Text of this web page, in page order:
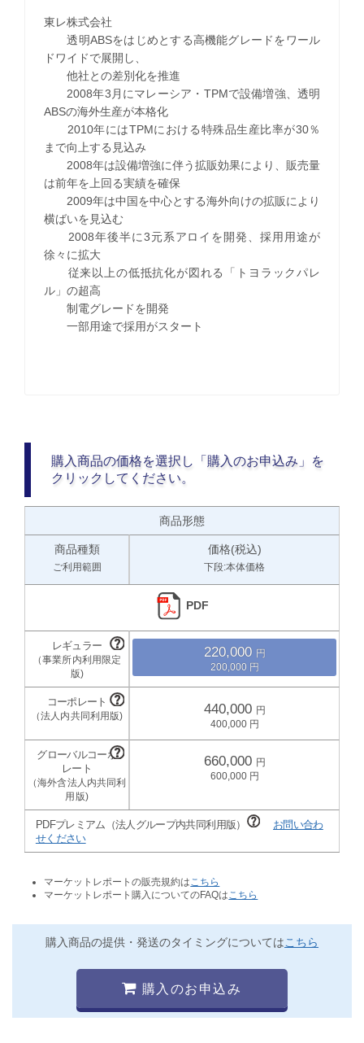
東レ株式会社
透明ABSをはじめとする高機能グレードをワール
ドワイドで展開し、
他社との差別化を推進
2008年3月にマレーシア・TPMで設備増強、透明
ABSの海外生産が本格化
2010年にはTPMにおける特殊品生産比率が30％
まで向上する見込み
2008年は設備増強に伴う拡販効果により、販売量
は前年を上回る実績を確保
2009年は中国を中心とする海外向けの拡販により
横ばいを見込む
2008年後半に3元系アロイを開発、採用用途が
徐々に拡大
従来以上の低抵抗化が図れる「トヨラックパレ
ル」の超高
制電グレードを開発
一部用途で採用がスタート
購入商品の価格を選択し「購入のお申込み」を
クリックしてください。
商品形態
商品種類
ご利用範囲
価格(税込)
下段:本体価格
PDF
220,000
200,000
440,000
400,000
660,000
600,000
PDFプレミアム（法人グループ内共同利用版）
お問い合わ
せください
マーケットレポートの販売規約は こちら
マーケットレポート購入についてのFAQは こちら
購入商品の提供・発送のタイミングについてはこちら
購入のお申込み